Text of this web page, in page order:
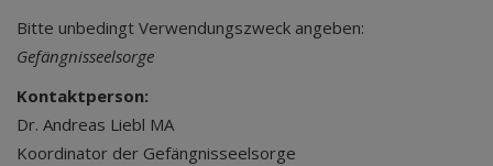
Bitte unbedingt Verwendungszweck angeben:
Gefängnisseelsorge
Kontaktperson:
Dr. Andreas Liebl MA
Koordinator der Gefängnisseelsorge